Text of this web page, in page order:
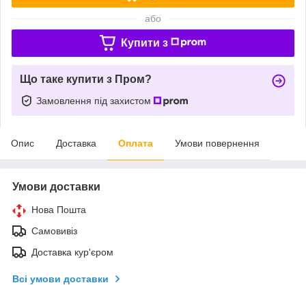
або
Купити з
Що таке купити з Пром?
Замовлення під захистом
Опис Доставка Оплата Умови повернення
Умови доставки
Нова Пошта
Самовивіз
Доставка кур'єром
Всі умови доставки